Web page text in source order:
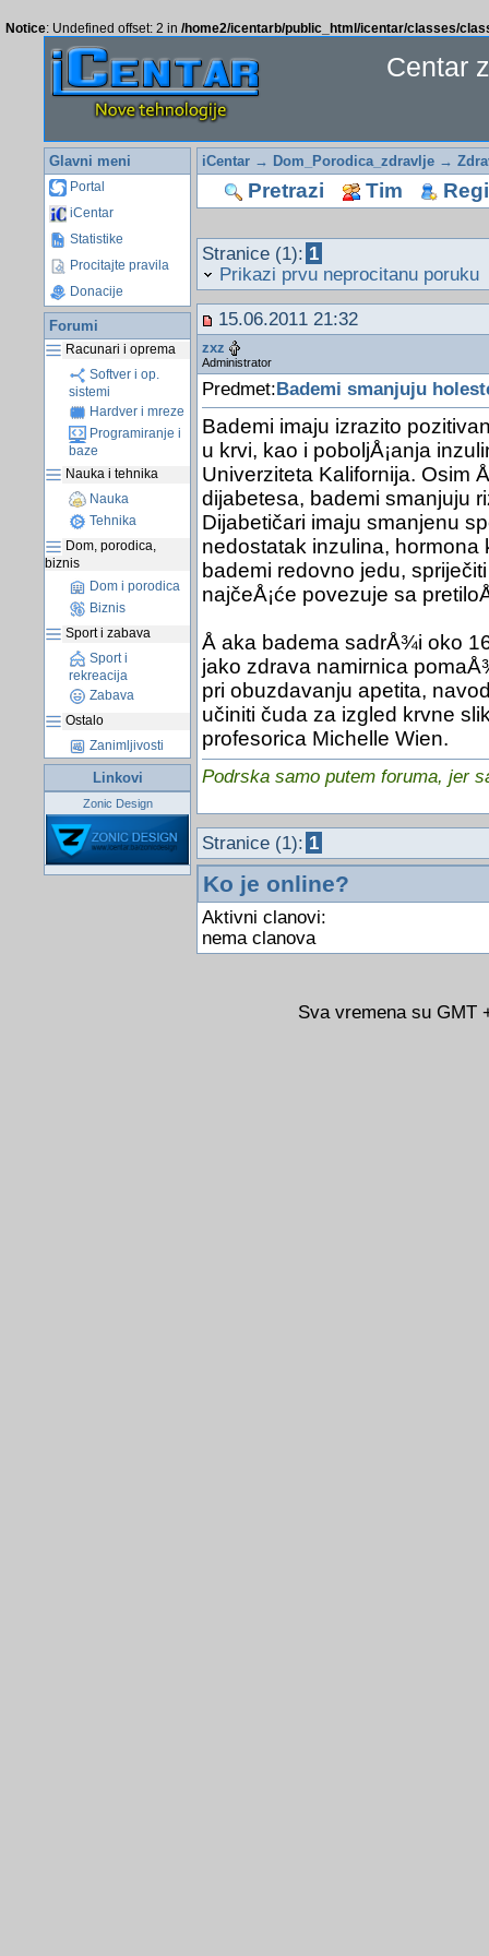
Notice: Undefined offset: 2 in /home2/icentarb/public_html/icentar/classes/
Centar
Glavni meni
Portal
iCentar
Statistike
Procitajte pravila
Donacije
Forumi
Racunari i oprema
Softver i op.
sistemi
Hardver i mreze
Programiranje i
baze
Nauka i tehnika
Nauka
Tehnika
Dom, porodica,
biznis
Dom i porodica
Biznis
Sport i zabava
Sport i
rekreacija
Zabava
Ostalo
Zanimljivosti
Linkovi
Zonic Design
iCentar→ Dom_Porodica_zdravlje→
Pretrazi Tim
Stranice (1): 1
Prikazi prvu neprocitanu poruku
15.06.2011 21:32
zxz
Administrator
Predmet: Bademi smanjuju
Bademi imaju izrazito
u krvi, kao i poboljÅ¡anja
Univerziteta Kalifornija. Osim
dijabetesa, bademi smanjuju
Dijabetičari imaju smanjenu
nedostatak inzulina,
bademi redovno jedu,
najčeÅ¡će povezuje sa
Å aka badema sadrÅ¾i oko
jako zdrava namirnica
pri obuzdavanju apetita,
učiniti čuda za izgled krvne
profesorica Michelle Wien.
Podrska samo putem foruma, jer
Stranice (1): 1
Ko je online?
Aktivni clanovi:
nema clanova
Sva vremena su GMT